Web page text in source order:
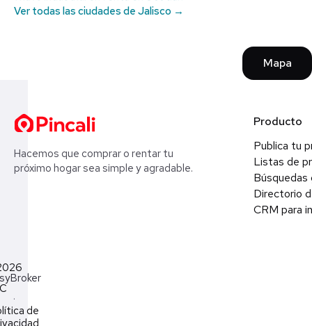
Ver todas las ciudades de Jalisco →
Mapa
Hacemos que comprar o rentar tu
próximo hogar sea simple y agradable.
Producto
Publica tu
Listas de
Búsquedas
Directorio
CRM para
·
de